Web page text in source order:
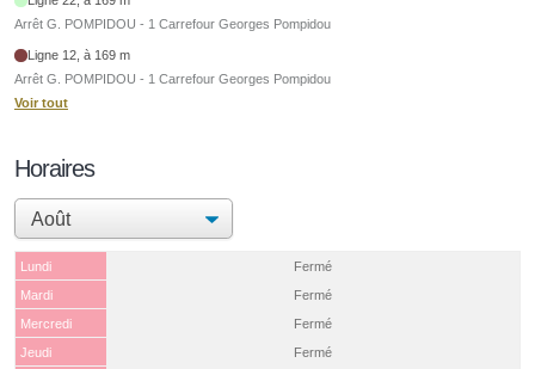
Arrêt G. POMPIDOU - 1 Carrefour Georges Pompidou
Ligne 12, à 169 m
Arrêt G. POMPIDOU - 1 Carrefour Georges Pompidou
Voir tout
Horaires
Lundi
Fermé
Mardi
Fermé
Mercredi
Fermé
Jeudi
Fermé